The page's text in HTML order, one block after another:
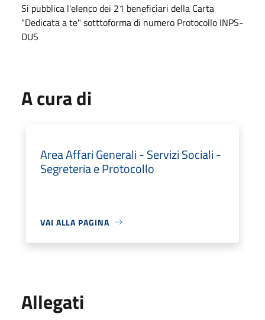
Si pubblica l'elenco dei 21 beneficiari della Carta
"Dedicata a te" sotttoforma di numero Protocollo INPS-
DUS
A cura di
Area Affari Generali - Servizi Sociali -
Segreteria e Protocollo
VAI ALLA PAGINA
Allegati